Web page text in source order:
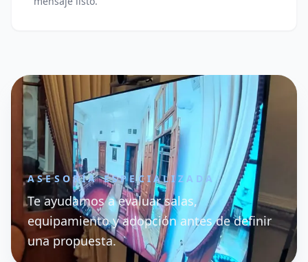
ASESORÍA ESPECIALIZADA
Te ayudamos a evaluar salas,
equipamiento y adopción antes de definir
una propuesta.